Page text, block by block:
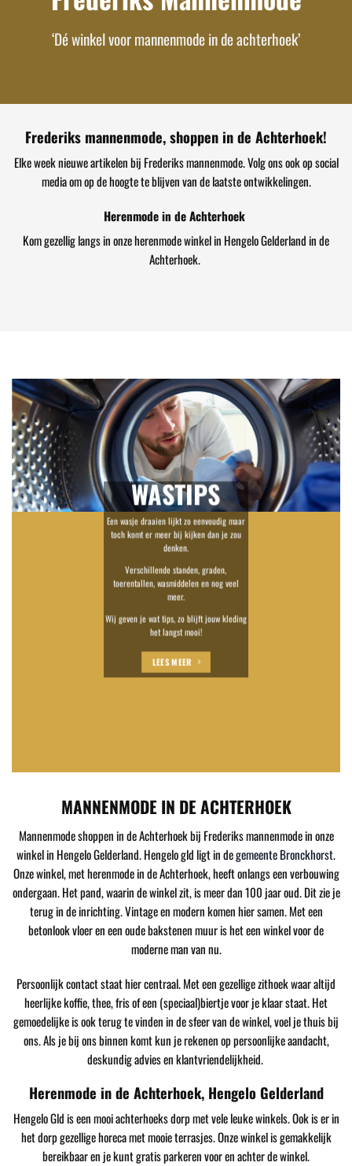
‘Dé winkel voor mannenmode in de achterhoek’
Frederiks mannenmode, shoppen in de Achterhoek!
Elke week nieuwe artikelen bij Frederiks mannenmode. Volg ons ook op social
media om op de hoogte te blijven van de laatste ontwikkelingen.
Herenmode in de Achterhoek
Kom gezellig langs in onze herenmode winkel in Hengelo Gelderland in de
Achterhoek.
WASTIPS
Een wasje draaien lijkt zo eenvoudig maar
toch komt er meer bij kijken dan je zou
denken.
Verschillende standen, graden,
toerentallen, wasmiddelen en nog veel
meer.
Wij geven je wat tips, zo blijft jouw kleding
het langst mooi!
LEES MEER
MANNENMODE IN DE ACHTERHOEK
Mannenmode shoppen in de Achterhoek bij Frederiks mannenmode in onze
winkel in Hengelo Gelderland. Hengelo gld ligt in degemeente Bronckhorst.
Onze winkel, met herenmode in de Achterhoek, heeft onlangs een verbouwing
ondergaan. Het pand, waarin de winkel zit, is meer dan 100 jaar oud. Dit zie je
terug in de inrichting. Vintage en modern komen hier samen. Met een
betonlook vloer en een oude bakstenen muur is het een winkel voor de
moderne man van nu.
Persoonlijk contact staat hier centraal. Met een gezellige zithoek waar altijd
heerlijke koffie, thee, fris of een (speciaal)biertje voor je klaar staat. Het
gemoedelijke is ook terug te vinden in de sfeer van de winkel, voel je thuis bij
ons. Als je bij ons binnen komt kun je rekenen op persoonlijke aandacht,
deskundig advies en klantvriendelijkheid.
Herenmode in de Achterhoek, Hengelo Gelderland
Hengelo Gld is een mooi achterhoeks dorp met vele leuke winkels. Ook is er in
het dorp gezellige horeca met mooie terrasjes. Onze winkel is gemakkelijk
bereikbaar en je kunt gratis parkeren voor en achter de winkel.